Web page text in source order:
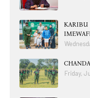
KARIBU
Friday,